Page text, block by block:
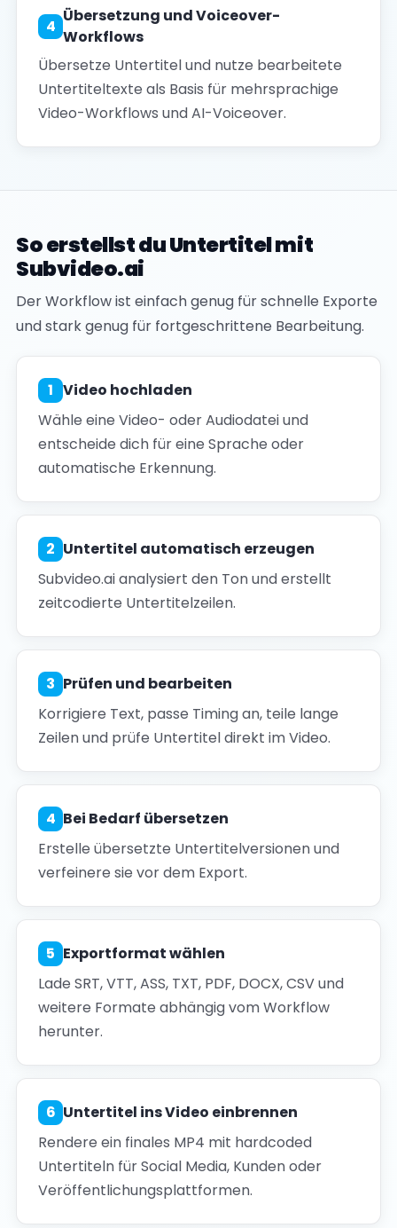
4
Übersetzung und Voiceover-
Workflows
Übersetze Untertitel und nutze bearbeitete
Untertiteltexte als Basis für mehrsprachige
Video-Workflows und AI-Voiceover.
So erstellst du Untertitel mit
Subvideo.ai
Der Workflow ist einfach genug für schnelle Exporte
und stark genug für fortgeschrittene Bearbeitung.
1 Video hochladen
Wähle eine Video- oder Audiodatei und
entscheide dich für eine Sprache oder
automatische Erkennung.
2 Untertitel automatisch erzeugen
Subvideo.ai analysiert den Ton und erstellt
zeitcodierte Untertitelzeilen.
3 Prüfen und bearbeiten
Korrigiere Text, passe Timing an, teile lange
Zeilen und prüfe Untertitel direkt im Video.
4 Bei Bedarf übersetzen
Erstelle übersetzte Untertitelversionen und
verfeinere sie vor dem Export.
5 Exportformat wählen
Lade SRT, VTT, ASS, TXT, PDF, DOCX, CSV und
weitere Formate abhängig vom Workflow
herunter.
6 Untertitel ins Video einbrennen
Rendere ein finales MP4 mit hardcoded
Untertiteln für Social Media, Kunden oder
Veröffentlichungsplattformen.